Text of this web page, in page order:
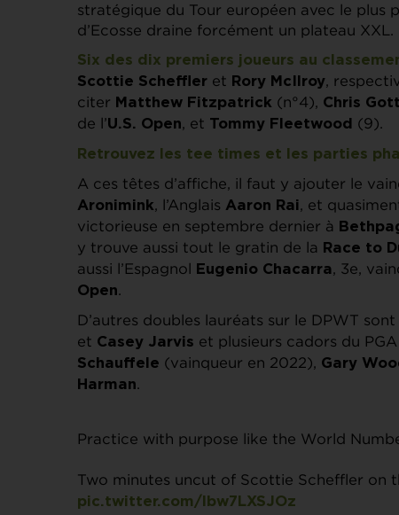
stratégique du Tour européen avec le plus
d’Ecosse draine forcément un plateau XXL.
Six des dix premiers joueurs au
Scottie Scheffler et Rory McIlroy,
citer Matthew Fitzpatrick (n°4), Chris
de l’U.S. Open, et Tommy Fleetwood (9).
Retrouvez les tee times et les parties
A ces têtes d’affiche, il faut y ajouter le
Aronimink, l’Anglais Aaron Rai, et
victorieuse en septembre dernier à
y trouve aussi tout le gratin de la
Race to
aussi l’Espagnol Eugenio Chacarra, 3e,
Open.
D’autres doubles lauréats sur le DPWT
et Casey Jarvis et plusieurs cadors du
Schauffele (vainqueur en 2022), Gary
Harman.
Practice with purpose like the World
Two minutes uncut of Scottie Scheffler on
pic.twitter.com/lbw7LXSJOz